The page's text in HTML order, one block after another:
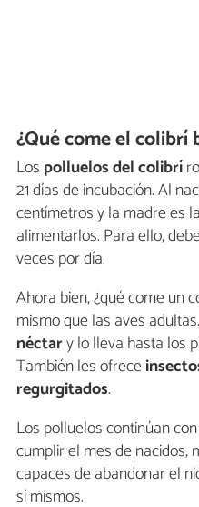
¿Qué come el colibrí
Los polluelos del colibrí
21 días de incubación. Al
centímetros y la madre es
alimentarlos. Para ello,
veces por día.
Ahora bien, ¿qué come un
mismo que las aves
néctary lo lleva hasta los
También les ofrece
regurgitados.
Los polluelos continúan
cumplir el mes de nacidos,
capaces de abandonar el
sí mismos.